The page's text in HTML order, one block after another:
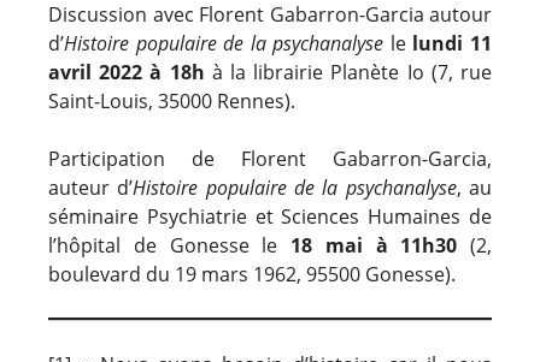
Discussion avec Florent Gabarron-Garcia autour
d’Histoire populaire de la psychanalyse le lundi 11
avril 2022 à 18h à la librairie Planète Io (7, rue
Saint-Louis, 35000 Rennes).
Participation de Florent Gabarron-Garcia,
auteur d’Histoire populaire de la psychanalyse, au
séminaire Psychiatrie et Sciences Humaines de
l’hôpital de Gonesse le 18 mai à 11h30 (2,
boulevard du 19 mars 1962, 95500 Gonesse).